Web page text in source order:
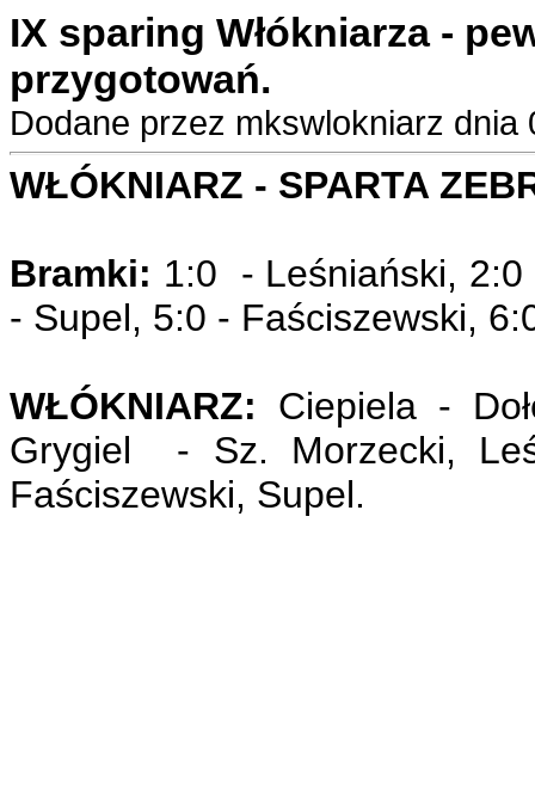
IX sparing Włókniarza -
przygotowań.
Dodane przez mkswlokniarz dnia
WŁÓKNIARZ - SPARTA
Bramki: 1:0 - Leśniański, 2:0
- Supel, 5:0 - Faściszewski,
WŁÓKNIARZ: Ciepiela -
Grygiel - Sz. Morzecki,
Faściszewski, Supel.